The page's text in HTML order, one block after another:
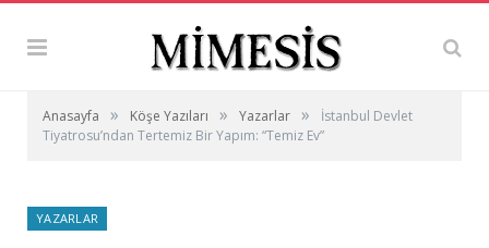
Anasayfa » Köşe Yazıları » Yazarlar »
İstanbul Devlet
Tiyatrosu’ndan Tertemiz Bir Yapım: “Temiz Ev”
YAZARLAR